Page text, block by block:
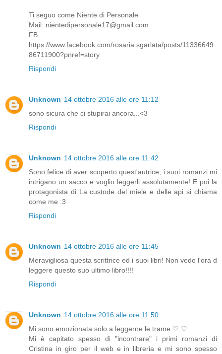
Ti seguo come Niente di Personale
Mail: nientedipersonale17@gmail.com
FB:
https://www.facebook.com/rosaria.sgarlata/posts/11336649
86711900?pnref=story
Rispondi
Unknown 14 ottobre 2016 alle ore 11:12
sono sicura che ci stupirai ancora...<3
Rispondi
Unknown 14 ottobre 2016 alle ore 11:42
Sono felice di aver scoperto quest'autrice, i suoi romanzi mi
intrigano un sacco e voglio leggerli assolutamente! E poi la
protagonista di La custode del miele e delle api si chiama
come me :3
Rispondi
Unknown 14 ottobre 2016 alle ore 11:45
Meravigliosa questa scrittrice ed i suoi libri! Non vedo l'ora d
leggere questo suo ultimo libro!!!!
Rispondi
Unknown 14 ottobre 2016 alle ore 11:50
Mi sono emozionata solo a leggerne le trame ♡.♡
Mi è capitato spesso di "incontrare" i primi romanzi di
Cristina in giro per il web e in libreria e mi sono spesso